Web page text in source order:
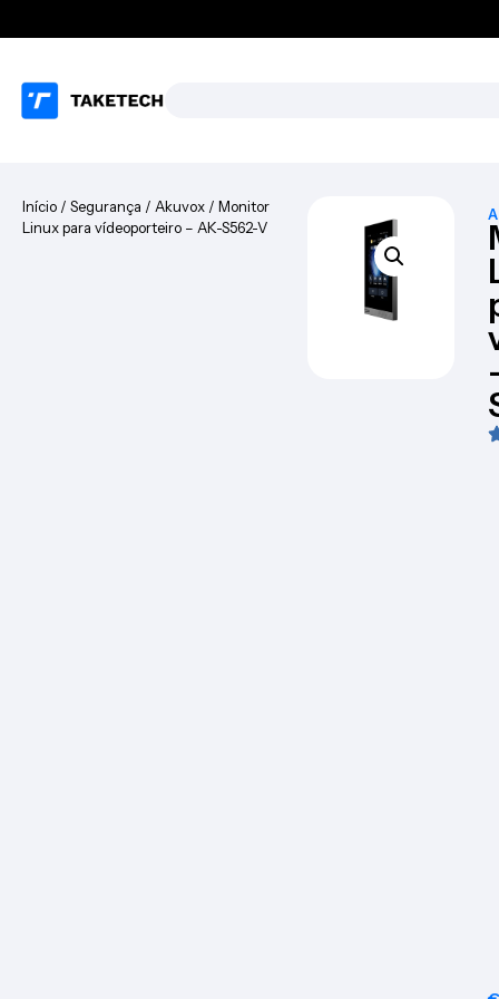
Início / Segurança / Akuvox / Monitor
Linux para vídeoporteiro – AK-S562-V